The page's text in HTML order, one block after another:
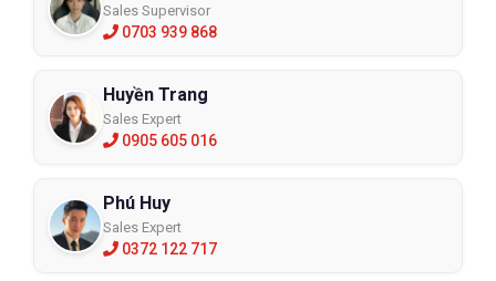
Sales Supervisor
0703 939 868
Huyền Trang
Sales Expert
0905 605 016
Phú Huy
Sales Expert
0372 122 717